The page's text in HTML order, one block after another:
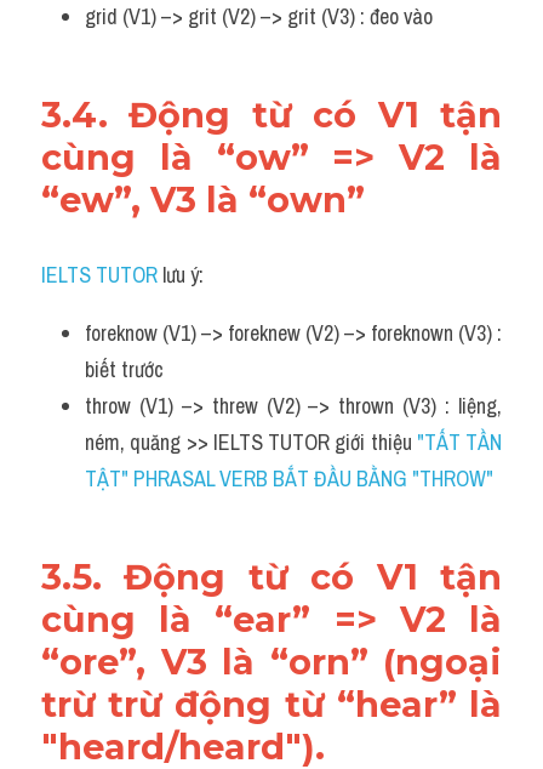
grid (V1) –> grit (V2) –> grit (V3) : đeo vào
3.4. Động từ có V1 tận
cùng là “ow” => V2 là
“ew”, V3 là “own”
IELTS TUTOR lưu ý:
foreknow (V1) –> foreknew (V2) –> foreknown (V3) :
biết trước
throw (V1) –> threw (V2) –> thrown (V3) : liệng,
ném, quăng >> IELTS TUTOR giới thiệu "TẤT TẦN
TẬT" PHRASAL VERB BẮT ĐẦU BẰNG "THROW"
3.5. Động từ có V1 tận
cùng là “ear” => V2 là
“ore”, V3 là “orn” (ngoại
trừ trừ động từ “hear” là
"heard/heard").